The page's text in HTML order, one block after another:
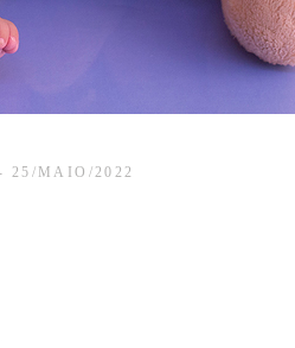
25/MAIO/2022